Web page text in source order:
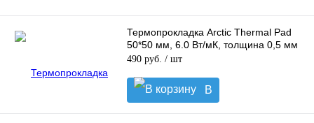
Термопрокладка Arctic Thermal Pad
50*50 мм, 6.0 Вт/мК, толщина 0,5 мм
490 руб. / шт
В
корзину